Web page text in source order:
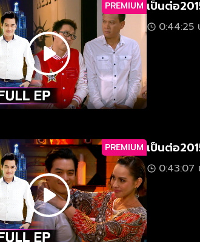
PREMIUM เป็นต่อ
0:44:25
PREMIUM เป็นต่อ
0:43:07